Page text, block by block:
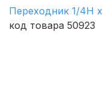
Переходник 1/4Н
код товара 50923